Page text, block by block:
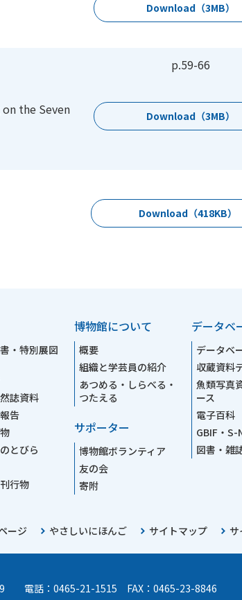
Download（3MB）
the Seven
p.59-66
Download（3MB）
Download（418KB）
・特別展図
誌資料
告
とびら
行物
博物館について
概要
組織と学芸員の紹介
あつめる・しらべる・
つたえる
サポーター
博物館ボランティア
友の会
寄附
データベ
データベ
収蔵資料
魚類写真
ース
電子百科
GBIF・S-
図書・雑
ージ やさしいにほんご サイトマップ サ
電話：0465-21-1515 FAX：0465-23-8846